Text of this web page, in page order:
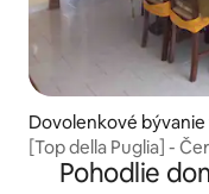
Dovolenkové
[Top della Puglia] -
Pohodlie